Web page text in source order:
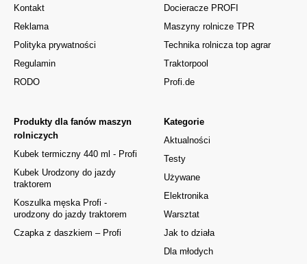
Kontakt
Reklama
Polityka prywatności
Regulamin
RODO
Kategorie
Aktualności
Testy
Używane
Elektronika
Warsztat
Jak to działa
Dla młodych
Produkty dla fanów maszyn
rolniczych
Kubek termiczny 440 ml - Profi
Kubek Urodzony do jazdy
traktorem
Koszulka męska Profi -
urodzony do jazdy traktorem
Czapka z daszkiem – Profi
Docieracze PROFI
Maszyny rolnicze TPR
Technika rolnicza top agrar
Traktorpool
Profi.de